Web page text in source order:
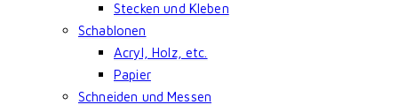
Stecken und Kleben
Schablonen
Acryl, Holz, etc.
Papier
Schneiden und Messen